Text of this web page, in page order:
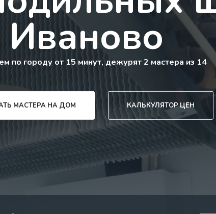
Иваново
по городу от 15 минут, дежурят 2 мастера из 14
МАСТЕРА НА ДОМ КАЛЬКУЛЯТОР ЦЕН